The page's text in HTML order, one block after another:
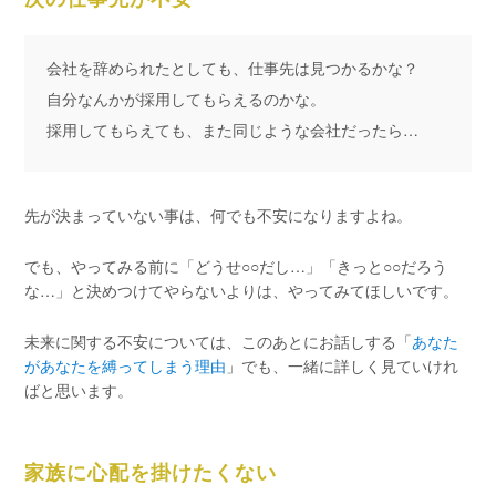
会社を辞められたとしても、仕事先は見つかるかな？
自分なんかが採用してもらえるのかな。
採用してもらえても、また同じような会社だったら…
先が決まっていない事は、何でも不安になりますよね。
でも、やってみる前に「どうせ○○だし…」「きっと○○だろう
な…」と決めつけてやらないよりは、やってみてほしいです。
未来に関する不安については、このあとにお話しする「あなた
があなたを縛ってしまう理由 」でも、一緒に詳しく見ていけれ
ばと思います。
家族に心配を掛けたくない